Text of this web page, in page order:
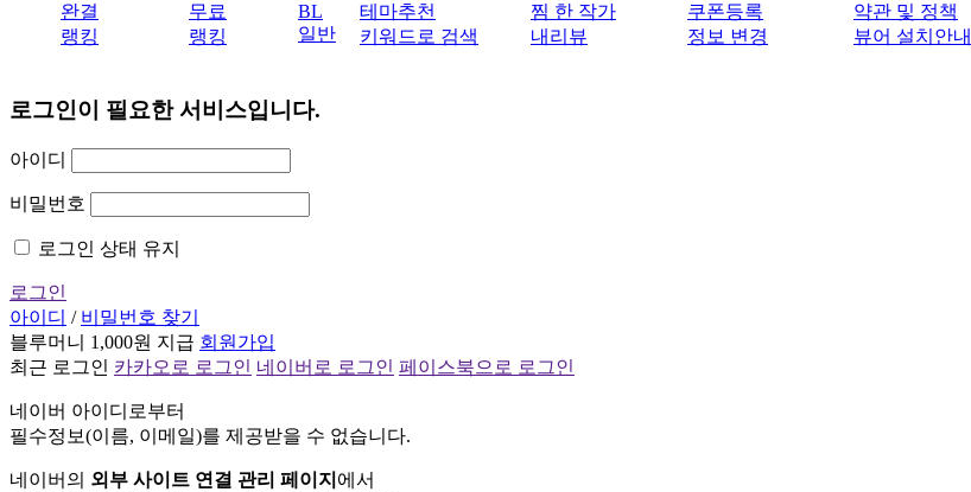
완결
랭킹
무료
랭킹
BL
일반
테마추천
키워드로 검색
찜 한 작가
내리뷰
쿠폰등록
정보 변경
약관 및 정책
뷰어 설치안내
로그인이 필요한 서비스입니다.
아이디
비밀번호
로그인 상태 유지
로그인
아이디 / 비밀번호 찾기
블루머니 1,000원 지급 회원가입
최근 로그인 카카오로 로그인 네이버로 로그인 페이스북으로 로그인
네이버 아이디로부터
필수정보(이름, 이메일)를 제공받을 수 없습니다.
네이버의 외부 사이트 연결 관리 페이지 에서